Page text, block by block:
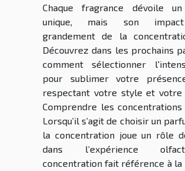
Chaque fragrance dévoile
unique, mais son
grandement de la
Découvrez dans les prochains
comment sélectionner
pour sublimer votre
respectant votre style et votre
Comprendre les
Lorsqu’il s’agit de choisir un
la concentration joue un rôle
dans l’expérience
concentration fait référence à